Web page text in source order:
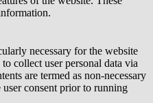
necessary for the website
collect user personal data via
are termed as non-necessary
consent prior to running